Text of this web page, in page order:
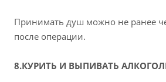
Принимать душ можно не ранее
после операции.
8.КУРИТЬ И ВЫПИВАТЬ